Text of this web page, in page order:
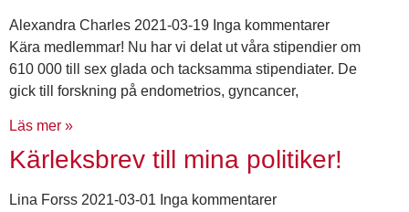
Alexandra Charles 2021-03-19 Inga kommentarer
Kära medlemmar! Nu har vi delat ut våra stipendier om
610 000 till sex glada och tacksamma stipendiater. De
gick till forskning på endometrios, gyncancer,
Läs mer »
Kärleksbrev till mina politiker!
Lina Forss 2021-03-01 Inga kommentarer